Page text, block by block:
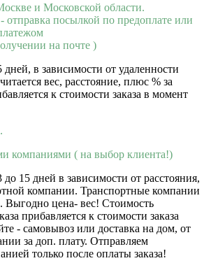
и Московской области.
отправка посылкой по предоплате или
на почте )
в зависимости от удаленности
вес, расстояние, плюс % за
к стоимости заказа в момент
компаниями ( на выбор клиента!)
15 дней в зависимости от расстояния,
компании. Транспортные компании
Выгодно цена- вес! Стоимость
прибавляется к стоимости заказа
- самовывоз или доставка на дом, от
за доп. плату. Отправляем
только после оплаты заказа!